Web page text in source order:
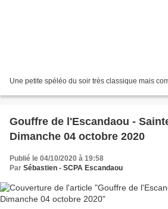
Une petite spéléo du soir très classique mais
Gouffre de l'Escandaou -
Dimanche 04 octobre 2020
Publié le 04/10/2020 à 19:58
Par Sébastien - SCPA Escandaou